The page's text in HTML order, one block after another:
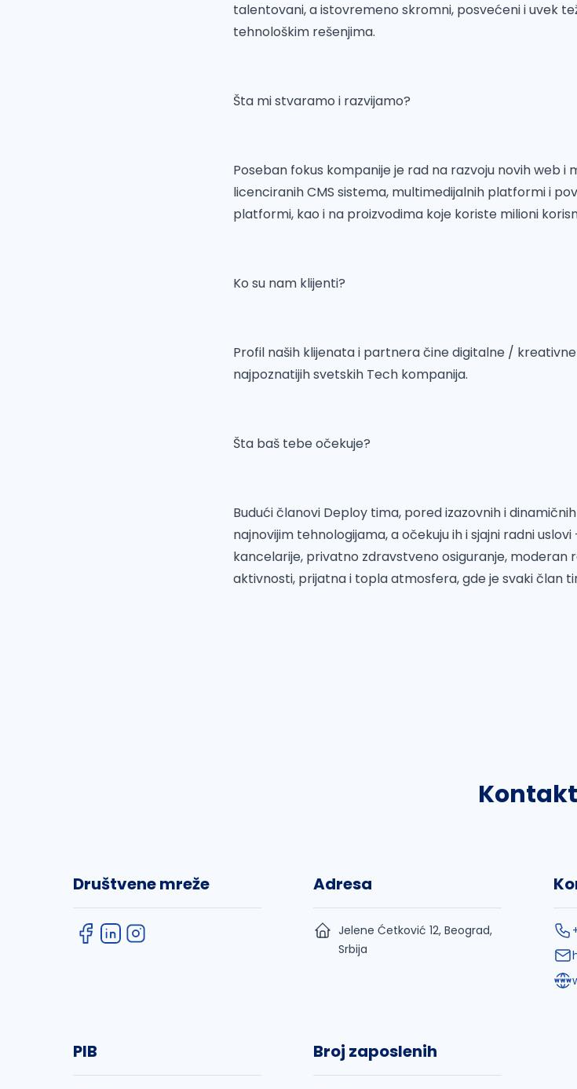
talentovani, a istovremeno skromni, posvećeni i uvek
tehnološkim rešenjima.
Šta mi stvaramo i razvijamo?
Poseban fokus kompanije je rad na razvoju novih web i
licenciranih CMS sistema, multimedijalnih platformi i
platformi, kao i na proizvodima koje koriste milioni
Ko su nam klijenti?
Profil naših klijenata i partnera čine digitalne /
najpoznatijih svetskih Tech kompanija.
Šta baš tebe očekuje?
Budući članovi Deploy tima, pored izazovnih i
najnovijim tehnologijama, a očekuju ih i sjajni radni
kancelarije, privatno zdravstveno osiguranje,
aktivnosti, prijatna i topla atmosfera, gde je svaki član
Kontakt
Društvene mreže Adresa
Jelene Ćetković 12, Beograd,
Srbija
PIB Broj zaposlenih